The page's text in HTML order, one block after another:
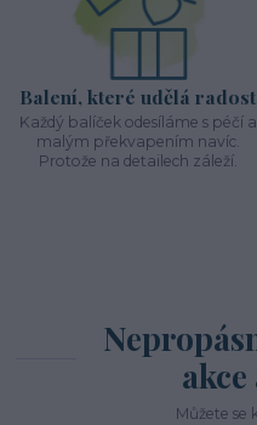
Balení, které udělá radost
Každý balíček odesíláme s péčí a
malým překvapením navíc.
Protože na detailech záleží.
akce
Můžete se